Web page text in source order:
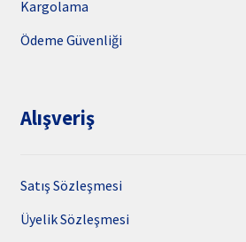
Kargolama
Ödeme Güvenliği
Alışveriş
Satış Sözleşmesi
Üyelik Sözleşmesi